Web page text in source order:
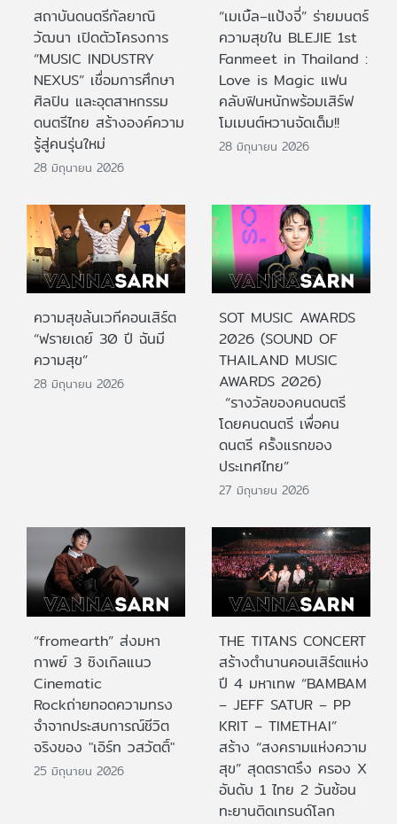
สถาบันดนตรีกัลยาณิ
วัฒนา เปิดตัวโครงการ
“MUSIC INDUSTRY
NEXUS” เชื่อมการศึกษา
ศิลปิน และอุตสาหกรรม
ดนตรีไทย สร้างองค์ความ
รู้สู่คนรุ่นใหม่
28 มิถุนายน 2026
“เมเบิ้ล–แป้งจี่” ร่ายมนตร์
ความสุขใน BLEJIE 1st
Fanmeet in Thailand :
Love is Magic แฟน
คลับฟินหนักพร้อมเสิร์ฟ
โมเมนต์หวานจัดเต็ม!!
28 มิถุนายน 2026
ความสุขล้นเวทีคอนเสิร์ต
“ฟรายเดย์ 30 ปี ฉันมี
ความสุข”
28 มิถุนายน 2026
SOT MUSIC AWARDS
2026 (SOUND OF
THAILAND MUSIC
AWARDS 2026)
“รางวัลของคนดนตรี
โดยคนดนตรี เพื่อคน
ดนตรี ครั้งแรกของ
ประเทศไทย”
27 มิถุนายน 2026
“fromearth” ส่งมหา
กาพย์ 3 ซิงเกิลแนว
Cinematic
Rockถ่ายทอดความทรง
จำจากประสบการณ์ชีวิต
จริงของ "เอิร์ท วสวัตติ์"
25 มิถุนายน 2026
THE TITANS CONCERT
สร้างตำนานคอนเสิร์ตแห่ง
ปี 4 มหาเทพ “BAMBAM
– JEFF SATUR – PP
KRIT – TIMETHAI”
สร้าง “สงครามแห่งความ
สุข” สุดตราตรึง ครอง X
อันดับ 1 ไทย 2 วันซ้อน
ทะยานติดเทรนด์โลก